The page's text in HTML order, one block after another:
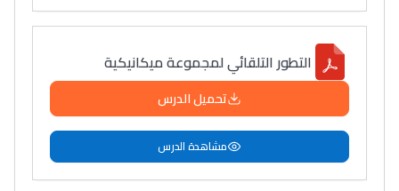
التطور التلقائي لمجموعة ميكانيكية
تحميل الدرس
مشاهدة الدرس